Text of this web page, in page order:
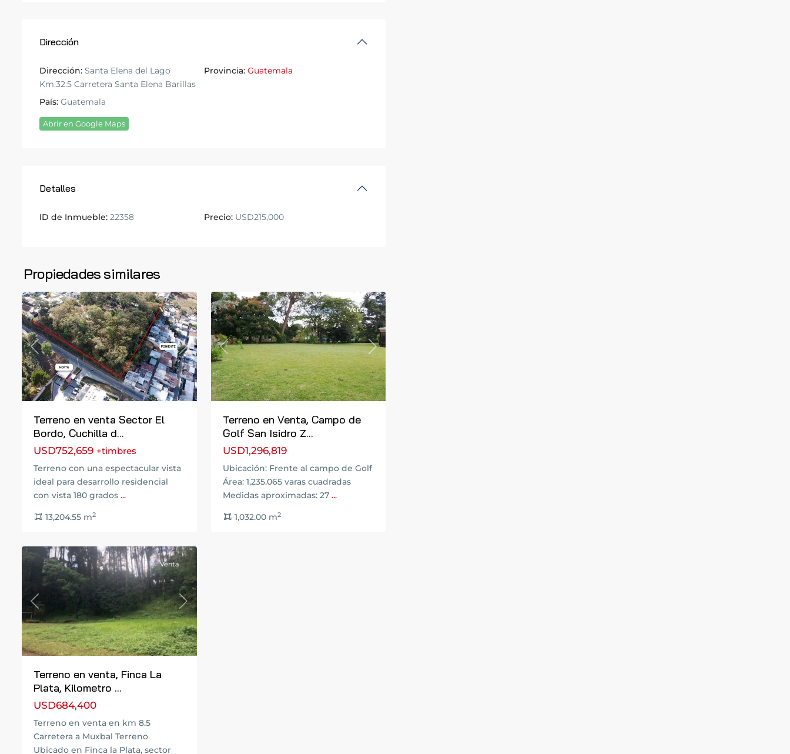
Dirección
Dirección: Santa Elena del Lago
Km.32.5 Carretera Santa Elena Barillas
Provincia: Guatemala
País: Guatemala
Abrir en Google Maps
Detalles
ID de Inmueble: 22358 Precio:USD215,000
Propiedades similares
Previous Next
Venta
Terreno en venta Sector El
Bordo, Cuchilla d...
USD752,659 +timbres
Terreno con una espectacular vista
ideal para desarrollo residencial
con vista 180 grados ...
13,204.55 m2
Previous Next
Venta
Terreno en Venta, Campo de
Golf San Isidro Z...
USD1,296,819
Ubicación: Frente al campo de Golf
Área: 1,235.065 varas cuadradas
Medidas aproximadas: 27 ...
1,032.00 m2
Catarina
Previous Next
Venta
Terreno en venta, Finca La
Plata, Kilometro ...
USD684,400
Terreno en venta en km 8.5
Carretera a Muxbal Terreno
Ubicado en Finca la Plata, sector